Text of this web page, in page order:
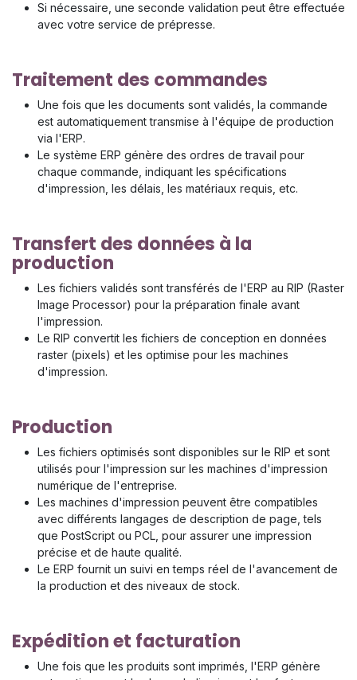
Si nécessaire, une seconde validation peut être effectuée
avec votre service de prépresse.
Traitement des commandes
Une fois que les documents sont validés, la commande
est automatiquement transmise à l'équipe de production
via l'ERP.
Le système ERP génère des ordres de travail pour
chaque commande, indiquant les spécifications
d'impression, les délais, les matériaux requis, etc.
Transfert des données à la
production
Les fichiers validés sont transférés de l'ERP au RIP (Raster
Image Processor) pour la préparation finale avant
l'impression.
Le RIP convertit les fichiers de conception en données
raster (pixels) et les optimise pour les machines
d'impression.
Production
Les fichiers optimisés sont disponibles sur le RIP et sont
utilisés pour l'impression sur les machines d'impression
numérique de l'entreprise.
Les machines d'impression peuvent être compatibles
avec différents langages de description de page, tels
que PostScript ou PCL, pour assurer une impression
précise et de haute qualité.
Le ERP fournit un suivi en temps réel de l'avancement de
la production et des niveaux de stock.
Expédition et facturation
Une fois que les produits sont imprimés, l'ERP génère